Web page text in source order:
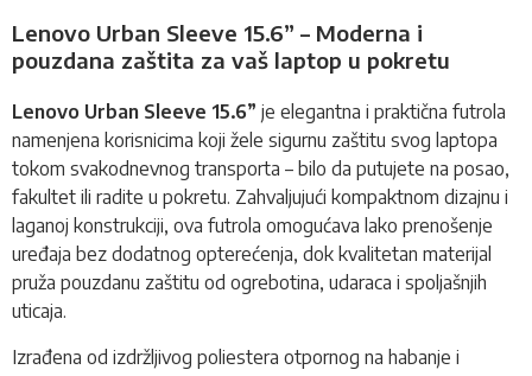
Lenovo Urban Sleeve 15.6” – Moderna i
pouzdana zaštita za vaš laptop u pokretu
Lenovo Urban Sleeve 15.6” je elegantna i praktična futrola
namenjena korisnicima koji žele sigurnu zaštitu svog laptopa
tokom svakodnevnog transporta – bilo da putujete na posao,
fakultet ili radite u pokretu. Zahvaljujući kompaktnom dizajnu i
laganoj konstrukciji, ova futrola omogućava lako prenošenje
uređaja bez dodatnog opterećenja, dok kvalitetan materijal
pruža pouzdanu zaštitu od ogrebotina, udaraca i spoljašnjih
uticaja.
Izrađena od izdržljivog poliestera otpornog na habanje i